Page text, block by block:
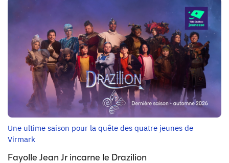
Une ultime saison pour la quête des quatre jeunes de
Virmark
Fayolle Jean Jr incarne le Drazilion